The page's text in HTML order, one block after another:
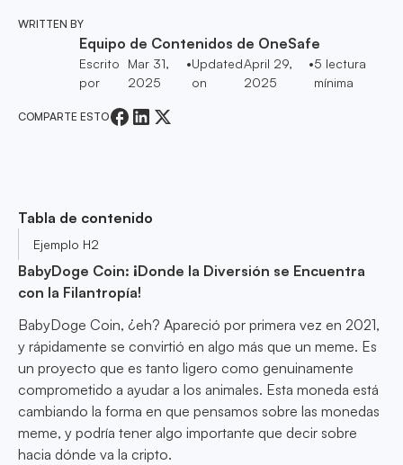
WRITTEN BY
Equipo de Contenidos de OneSafe
Escrito
por
Mar 31,
2025
•Updated
on
April 29,
2025
•5 lectura
mínima
COMPARTE ESTO
Tabla de contenido
Ejemplo H2
BabyDoge Coin: ¡Donde la Diversión se Encuentra
con la Filantropía!
BabyDoge Coin, ¿eh? Apareció por primera vez en 2021,
y rápidamente se convirtió en algo más que un meme. Es
un proyecto que es tanto ligero como genuinamente
comprometido a ayudar a los animales. Esta moneda está
cambiando la forma en que pensamos sobre las monedas
meme, y podría tener algo importante que decir sobre
hacia dónde va la cripto.